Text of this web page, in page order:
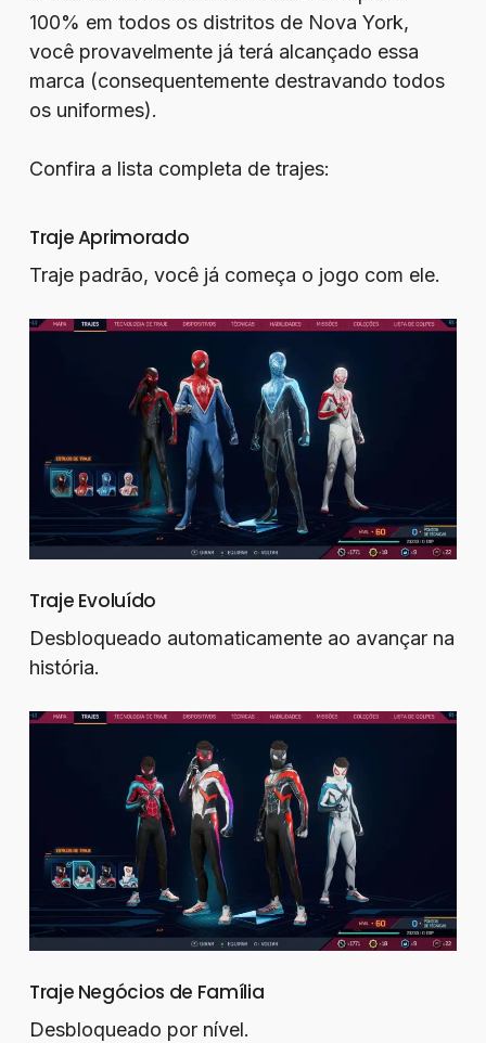
100% em todos os distritos de Nova York,
você provavelmente já terá alcançado essa
marca (consequentemente destravando todos
os uniformes).
Confira a lista completa de trajes:
Traje Aprimorado
Traje padrão, você já começa o jogo com ele.
Traje Evoluído
Desbloqueado automaticamente ao avançar na
história.
Traje Negócios de Família
Desbloqueado por nível.